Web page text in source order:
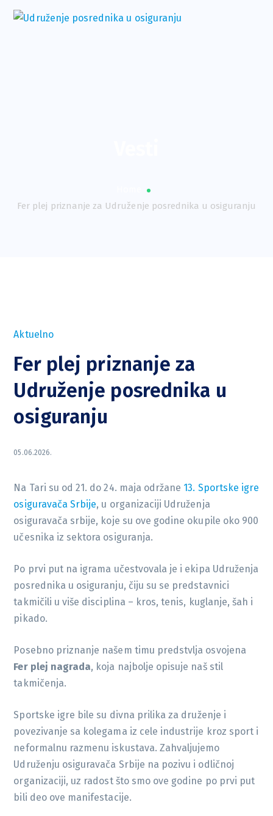
Fer plej priznanje za Udruženje posrednika u osiguranju
Aktuelno
Fer plej priznanje za
Udruženje posrednika u
osiguranju
05.06.2026.
Na Tari su od 21. do 24. maja održane 13. Sportske igre
osiguravača Srbije, u organizaciji Udruženja
osiguravača srbije, koje su ove godine okupile oko 900
učesnika iz sektora osiguranja.
Po prvi put na igrama učestvovala je i ekipa Udruženja
posrednika u osiguranju, čiju su se predstavnici
takmičili u više disciplina – kros, tenis, kuglanje, šah i
pikado.
Posebno priznanje našem timu predstvlja osvojena
Fer plej nagrada, koja najbolje opisuje naš stil
takmičenja.
Sportske igre bile su divna prilika za druženje i
povezivanje sa kolegama iz cele industrije kroz sport i
neformalnu razmenu iskustava. Zahvaljujemo
Udruženju osiguravača Srbije na pozivu i odličnoj
organizaciji, uz radost što smo ove godine po prvi put
bili deo ove manifestacije.